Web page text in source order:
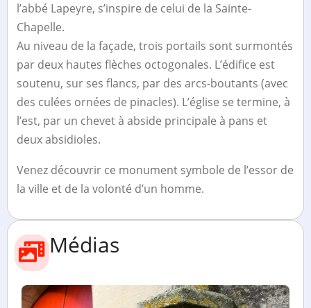
l’abbé Lapeyre, s’inspire de celui de la Sainte-
Chapelle.
Au niveau de la façade, trois portails sont surmontés
par deux hautes flèches octogonales. L’édifice est
soutenu, sur ses flancs, par des arcs-boutants (avec
des culées ornées de pinacles). L’église se termine, à
l’est, par un chevet à abside principale à pans et
deux absidioles.
Venez découvrir ce monument symbole de l’essor de
la ville et de la volonté d’un homme.
Médias